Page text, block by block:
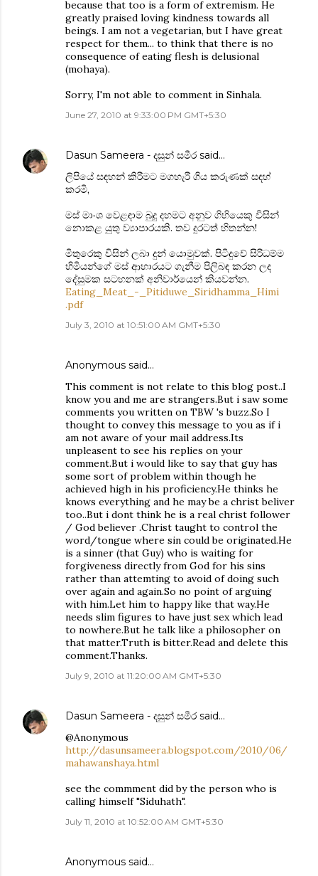
because that too is a form of extremism. He
greatly praised loving kindness towards all
beings. I am not a vegetarian, but I have great
respect for them... to think that there is no
consequence of eating flesh is delusional
(mohaya).
Sorry, I'm not able to comment in Sinhala.
June 27, 2010 at 9:33:00 PM GMT+5:30
Dasun Sameera - දසුන් සමීර said…
ලිපියේ සඳහන් කිරීමට මගහැරී ගිය කරුණක් සඳහ්
කරමි,
මස් මාංශ වෙළඳාම බුදු දහමට අනුව ගිහියෙකු විසින්
නොකළ යුතු ව්‍යාපාරයකි. තව දුරටත් හිතන්න!
මිතුරෙකු විසින් ලබා දුන් යොමුවක්. පිටිදුවේ සිරිධම්ම
හිමියන්ගේ මස් ආහාරයට ගැනීම පිලිබඳ කරන ලද
දේසුමක සටහනක් අනිවාර්යෙන් කියවන්න.
Eating_Meat_-_Pitiduwe_Siridhamma_Himi
.pdf
July 3, 2010 at 10:51:00 AM GMT+5:30
Anonymous said…
This comment is not relate to this blog post..I
know you and me are strangers.But i saw some
comments you written on TBW 's buzz.So I
thought to convey this message to you as if i
am not aware of your mail address.Its
unpleasent to see his replies on your
comment.But i would like to say that guy has
some sort of problem within though he
achieved high in his proficiency.He thinks he
knows everything and he may be a christ beliver
too..But i dont think he is a real christ follower
/ God believer .Christ taught to control the
word/tongue where sin could be originated.He
is a sinner (that Guy) who is waiting for
forgiveness directly from God for his sins
rather than attemting to avoid of doing such
over again and again.So no point of arguing
with him.Let him to happy like that way.He
needs slim figures to have just sex which lead
to nowhere.But he talk like a philosopher on
that matter.Truth is bitter.Read and delete this
comment.Thanks.
July 9, 2010 at 11:20:00 AM GMT+5:30
Dasun Sameera - දසුන් සමීර said…
@Anonymous
http://dasunsameera.blogspot.com/2010/06/
mahawanshaya.html
see the commment did by the person who is
calling himself "Siduhath".
July 11, 2010 at 10:52:00 AM GMT+5:30
Anonymous said…